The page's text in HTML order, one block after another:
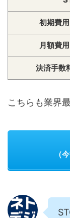
初期費用
月額費用
決済手数
こちらも業界
（